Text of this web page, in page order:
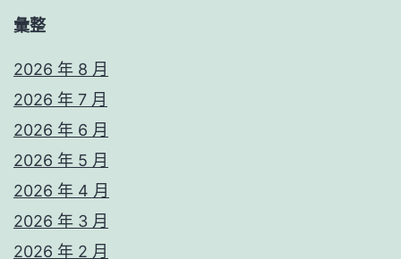
彙整
2026 年 8 月
2026 年 7 月
2026 年 6 月
2026 年 5 月
2026 年 4 月
2026 年 3 月
2026 年 2 月